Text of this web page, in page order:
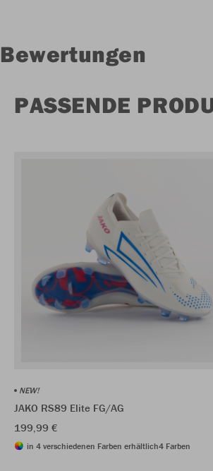
Bewertungen
PASSENDE
NEW!
JAKO RS89 Elite FG/AG
199,99 €
in 4 verschiedenen Farben erhältlich4 Farben